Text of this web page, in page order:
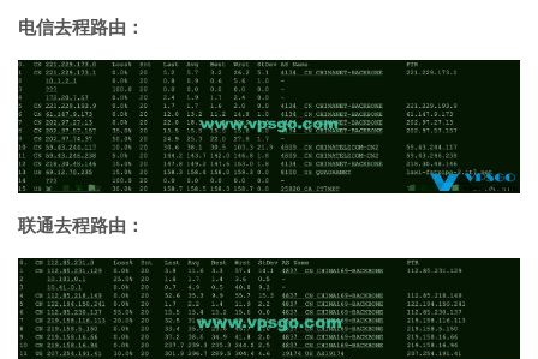
电信去程路由：
联通去程路由：